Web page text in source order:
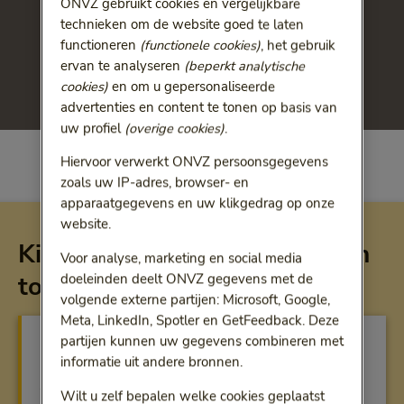
Kies de situatie die voor u van
toepassing is
Studeren in Nederland
U kunt in Nederland geen basisverzekering
aanvragen. We leggen u uit wat wel mogelijk is.
ONVZ gebruikt cookies en vergelijkbare
technieken om de website goed te laten
functioneren (functionele cookies), het gebruik
ervan te analyseren (beperkt analytische
cookies)en om u gepersonaliseerde
advertenties en content te tonen op basis van
uw profiel (overige cookies).
Hiervoor verwerkt ONVZ persoonsgegevens
zoals uw IP-adres, browser- en
apparaatgegevens en uw klikgedrag op onze
website.
Voor analyse, marketing en social media
doeleinden deelt ONVZ gegevens met de
volgende externe partijen: Microsoft, Google,
Meta, LinkedIn, Spotler en GetFeedback. Deze
partijen kunnen uw gegevens combineren met
informatie uit andere bronnen.
Wilt u zelf bepalen welke cookies geplaatst